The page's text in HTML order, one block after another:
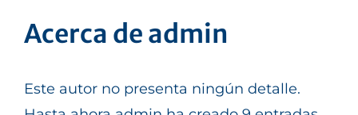
SERVICIOS
SOLUCIONES
Acerca de admin
Este autor no presenta ningún detalle.